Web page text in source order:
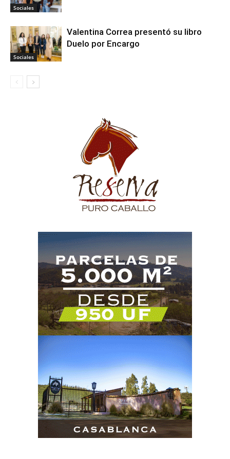
Sociales
Sociales
Valentina Correa presentó su libro
Duelo por Encargo